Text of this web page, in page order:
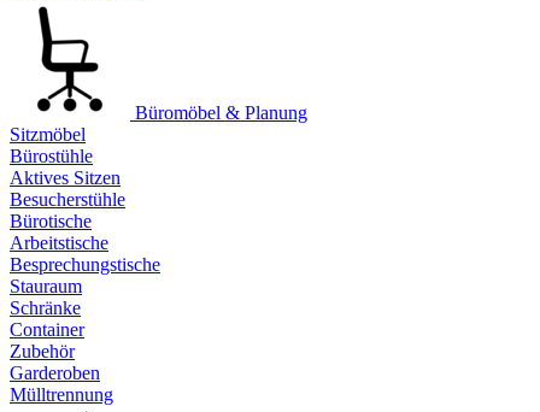
Büromöbel & Planung
Sitzmöbel
Bürostühle
Aktives Sitzen
Besucherstühle
Bürotische
Arbeitstische
Besprechungstische
Stauraum
Schränke
Container
Zubehör
Garderoben
Mülltrennung